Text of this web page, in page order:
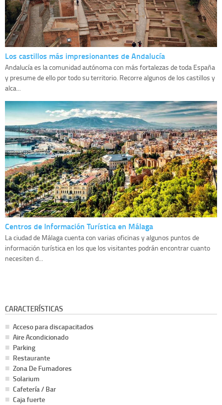
Los castillos más impresionantes de Andalucía
Andalucía es la comunidad autónoma con más fortalezas de toda España
y presume de ello por todo su territorio. Recorre algunos de los castillos y
alca...
Centros de Información Turística en Málaga
La ciudad de Málaga cuenta con varias oficinas y algunos puntos de
información turística en los que los visitantes podrán encontrar cuanto
necesiten d...
CARACTERÍSTICAS
Acceso para discapacitados
Aire Acondicionado
Parking
Restaurante
Zona De Fumadores
Solarium
Cafetería / Bar
Caja fuerte